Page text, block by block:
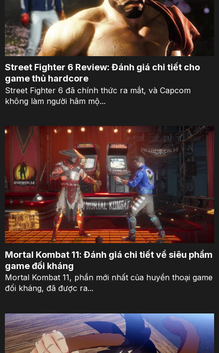
Street Fighter 6 Review: Đánh giá chi tiết cho
game thủ hardcore
Street Fighter 6 đã chính thức ra mắt, và Capcom
không làm người hâm mộ...
Mortal Kombat 11: Đánh giá chi tiết về siêu phẩm
game đối kháng
Mortal Kombat 11, phần mới nhất của huyền thoại game
đối kháng, đã được ra...